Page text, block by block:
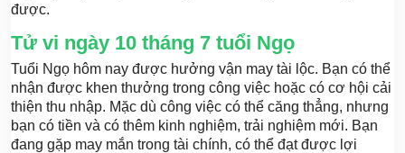
được.
Tử vi ngày 10 tháng 7 tuổi Ngọ
Tuổi Ngọ hôm nay được hưởng vận may tài lộc. Bạn có thể
nhận được khen thưởng trong công việc hoặc có cơ hội cải
thiện thu nhập. Mặc dù công việc có thể căng thẳng, nhưng
bạn có tiền và có thêm kinh nghiệm, trải nghiệm mới. Bạn
đang gặp may mắn trong tài chính, có thể đạt được lợi